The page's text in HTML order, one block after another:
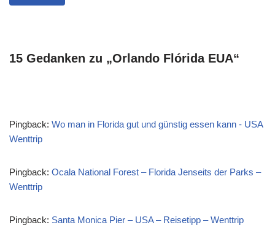
15 Gedanken zu „Orlando Flórida EUA“
Pingback: Wo man in Florida gut und günstig essen kann - USA
Wenttrip
Pingback: Ocala National Forest – Florida Jenseits der Parks –
Wenttrip
Pingback: Santa Monica Pier – USA – Reisetipp – Wenttrip